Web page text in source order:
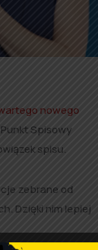
nowego
Spisowy
spisu.
zebrane od
Dzięki nim lepiej